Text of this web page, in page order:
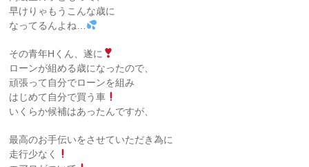
早けりゃもうこんな歳に
なってるんよね…
その青年Hくん、遂に
ローンが組める歳になったので、
頑張って自分でローンを組み
はじめて自分で買う車
いくらか候補はあったんですが、
最高のお手伝いをさせていただき為に
走行少なく